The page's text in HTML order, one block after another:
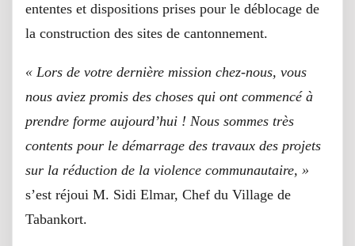
ententes et dispositions prises pour le déblocage de
la construction des sites de cantonnement.
« Lors de votre dernière mission chez-nous, vous
nous aviez promis des choses qui ont commencé à
prendre forme aujourd’hui ! Nous sommes très
contents pour le démarrage des travaux des projets
sur la réduction de la violence communautaire, »
s’est réjoui M. Sidi Elmar, Chef du Village de
Tabankort.